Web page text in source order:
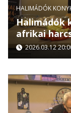
HALIMÁDÓK
Halimádók
afrikai
2026.03.12